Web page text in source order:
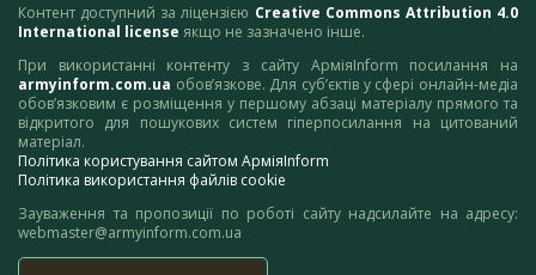
Контент доступний за ліцензією Creative Commons Attribution 4.0
International license якщо не зазначено інше.
При використанні контенту з сайту АрміяInform посилання на
armyinform.com.ua обов’язкове. Для суб’єктів у сфері онлайн-медіа
обов’язковим є розміщення у першому абзаці матеріалу прямого та
відкритого для пошукових систем гіперпосилання на цитований
матеріал.
Політика користування сайтом АрміяInform
Політика використання файлів cookie
Зауваження та пропозиції по роботі сайту надсилайте на адресу:
webmaster@armyinform.com.ua